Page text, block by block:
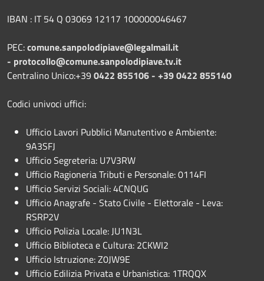
IBAN : IT 54 Q 03069 12117 100000046467
PEC:comune.sanpolodipiave@legalmail.it
- protocollo@comune.sanpolodipiave.tv.it
Centralino Unico:+39 0422 855106 - +39 0422 855140
Codici univoci uffici:
Ufficio Lavori Pubblici Manutentivo e Ambiente:
9A3SFJ
Ufficio Segreteria: U7V3RW
Ufficio Ragioneria Tributi e Personale: 0114FI
Ufficio Servizi Sociali: 4CNQUG
Ufficio Anagrafe - Stato Civile - Elettorale - Leva:
RSRP2V
Ufficio Polizia Locale: JU1N3L
Ufficio Biblioteca e Cultura: 2CKWI2
Ufficio Istruzione: Z0JW9E
Ufficio Edilizia Privata e Urbanistica: 1TRQQX